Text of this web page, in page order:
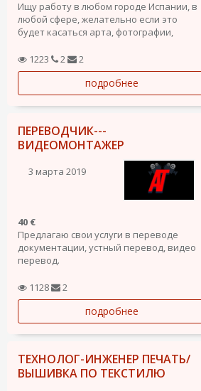
Ищу работу в любом городе Испании, в
любой сфере, желательно если это
будет касаться арта, фотографии,
Большой опыт работы больше 7 лет,
высокая степень ответственности. Два
высших образования, множество курсов
повышения квалификации.
1223 2 2
подробнее
ПЕРЕВОДЧИК---
ВИДЕОМОНТАЖЕР
3 марта 2019
40 €
Предлагаю свои услуги в переводе
документации, устный перевод, видео
перевод.
родным русским и украинским языками,
помогу вам перевести что нужно. Готов
сотрудничать на постоянной основе.
Уровень испанского-начинающий.
Так же...
1128 2
подробнее
ТЕХНОЛОГ-ИНЖЕНЕР ПЕЧАТЬ/
ВЫШИВКА ПО ТЕКСТИЛЮ